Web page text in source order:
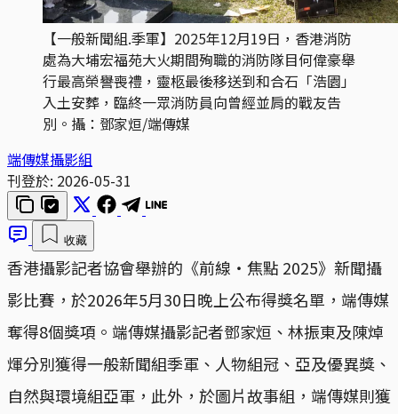
【一般新聞組.季軍】2025年12月19日，香港消防
處為大埔宏福苑大火期間殉職的消防隊目何偉豪舉
行最高榮譽喪禮，靈柩最後移送到和合石「浩園」
入土安葬，臨終一眾消防員向曾經並肩的戰友告
別。攝：鄧家烜/端傳媒
端傳媒攝影組
刊登於: 2026-05-31
收藏
香港攝影記者協會舉辦的《前線‧焦點 2025》新聞攝
影比賽，於2026年5月30日晚上公布得獎名單，端傳媒
奪得8個獎項。端傳媒攝影記者鄧家烜、林振東及陳焯
煇分別獲得一般新聞組季軍、人物組冠、亞及優異獎、
自然與環境組亞軍，此外，於圖片故事組，端傳媒則獲